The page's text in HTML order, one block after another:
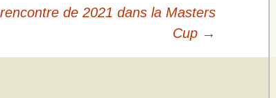
de 2021 dans la Masters
Cup →